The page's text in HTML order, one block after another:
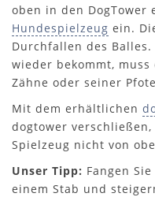
oben in den DogTower
Hundespielzeug ein.
Durchfallen des
wieder bekommt,
Zähne oder seiner
Mit dem erhältlichen
dogtower
Spielzeug nicht von
Unser Tipp: Fangen
einem Stab und